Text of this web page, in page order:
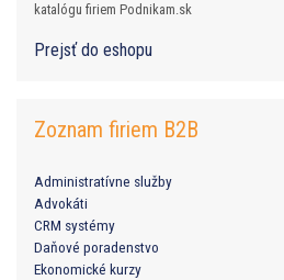
katalógu firiem Podnikam.sk
Prejsť do eshopu
Zoznam firiem B2B
Administratívne služby
Advokáti
CRM systémy
Daňové poradenstvo
Ekonomické kurzy